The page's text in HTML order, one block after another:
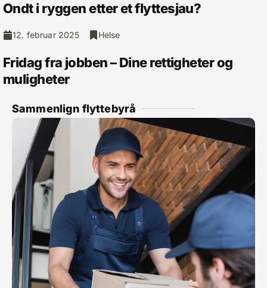
Ondt i ryggen etter et flyttesjau?
12. februar 2025 Helse
Fridag fra jobben – Dine rettigheter og
muligheter
Sammenlign flyttebyrå